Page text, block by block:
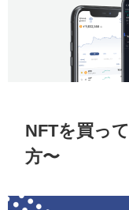
NFTを買っ
方〜